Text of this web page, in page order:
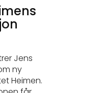
Jens
ny
Heimen.